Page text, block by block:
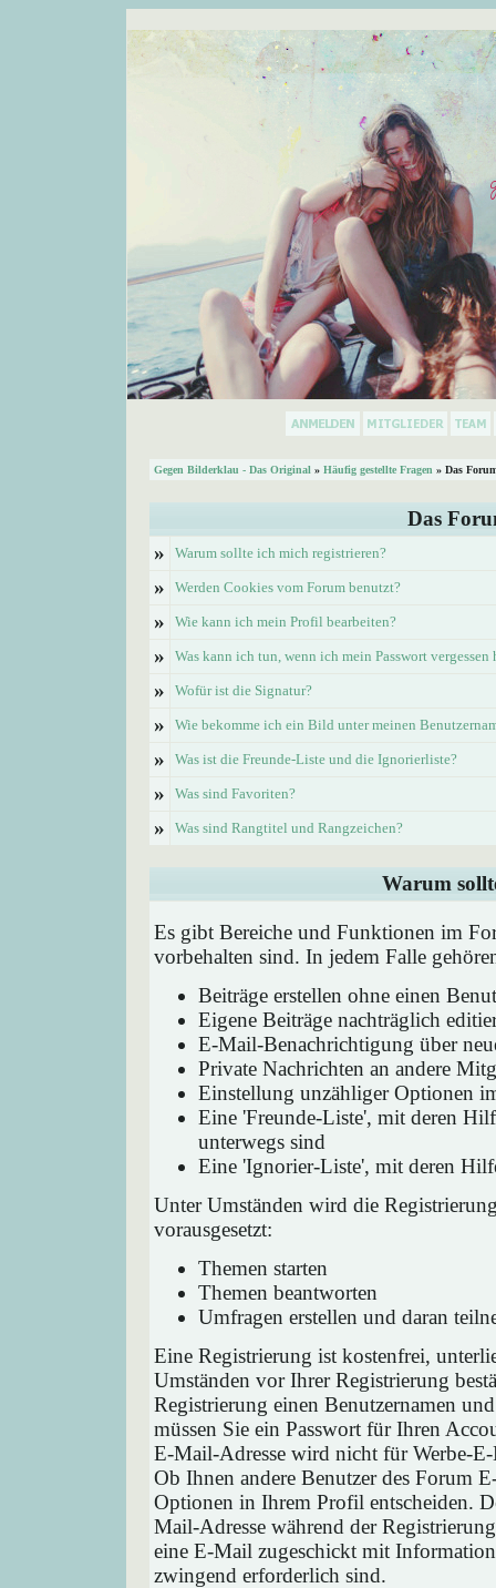
Gegen Bilderklau - Das Original » Häufig gestellte Fragen » Das
Das
»
Warum sollte ich mich registrieren?
» Werden Cookies vom Forum benutzt?
» Wie kann ich mein Profil bearbeiten?
» Was kann ich tun, wenn ich mein Passwort vergessen
» Wofür ist die Signatur?
» Wie bekomme ich ein Bild unter meinen
» Was ist die Freunde-Liste und die Ignorierliste?
» Was sind Favoriten?
» Was sind Rangtitel und Rangzeichen?
Warum
Es gibt Bereiche und Funktionen im
vorbehalten sind. In jedem Falle
Beiträge erstellen ohne einen
Eigene Beiträge nachträglich
E-Mail-Benachrichtigung über
Private Nachrichten an andere
Einstellung unzähliger Optionen
Eine 'Freunde-Liste', mit deren
unterwegs sind
Eine 'Ignorier-Liste', mit deren
Unter Umständen wird die
vorausgesetzt:
Themen starten
Themen beantworten
Umfragen erstellen und daran
Eine Registrierung ist kostenfrei,
Umständen vor Ihrer Registrierung
Registrierung einen Benutzernamen
müssen Sie ein Passwort für Ihren
E-Mail-Adresse wird nicht für Werbe-
Ob Ihnen andere Benutzer des Forum
Optionen in Ihrem Profil entscheiden.
Mail-Adresse während der
eine E-Mail zugeschickt mit
zwingend erforderlich sind.